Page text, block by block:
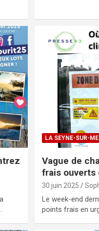
LA SEYNE-SUR-
Vague de
frais ouverts
30 juin 2025
Le week-end
points frais en